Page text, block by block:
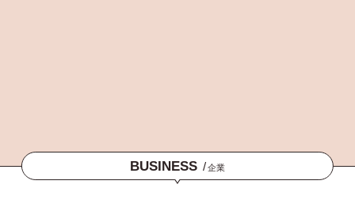
BUSINESS /企業